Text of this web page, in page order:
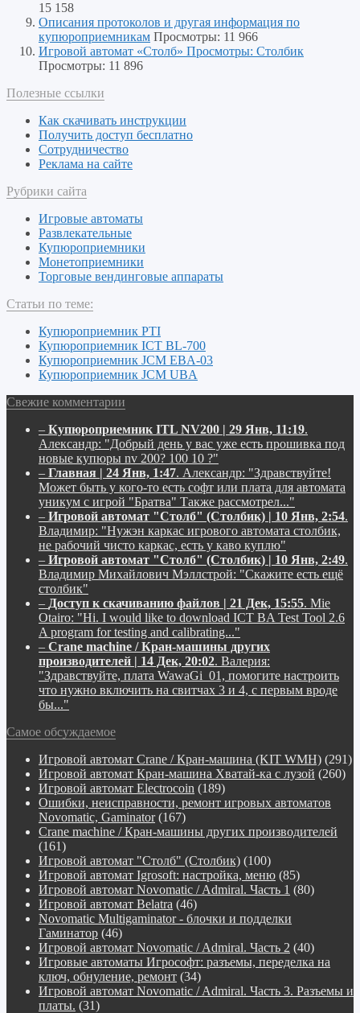
15 158
Описания протоколов и другая информация по
купюроприемникам Просмотры: 11 966
Игровой автомат «Столб» Просмотры: Столбик
Просмотры: 11 896
Полезные ссылки
Как скачивать инструкции
Получить доступ бесплатно
Сотрудничество
Реклама на сайте
Рубрики сайта
Игровые автоматы
Развлекательные
Купюроприемники
Монетоприемники
Торговые вендинговые аппараты
Статьи по теме:
Купюроприемник PTI
Купюроприемник ICT BL-700
Купюроприемник JCM EBA-03
Купюроприемник JCM UBA
Свежие комментарии
– Купюроприемник ITL NV200 | 29 Янв, 11:19.
Александр: "Добрый день у вас уже есть прошивка под
новые купюры nv 200? 100 10 ?"
– Главная | 24 Янв, 1:47. Александр: "Здравствуйте!
Может быть у кого-то есть софт или плата для автомата
уникум с игрой "Братва" Также рассмотрел..."
– Игровой автомат "Столб" (Столбик) | 10 Янв, 2:54.
Владимир: "Нужэн каркас игрового автомата столбик,
не рабочий чисто каркас, есть у каво куплю"
– Игровой автомат "Столб" (Столбик) | 10 Янв, 2:49.
Владимир Михайлович Мэллстрой: "Скажите есть ещё
столбик"
– Доступ к скачиванию файлов | 21 Дек, 15:55. Mie
Otairo: "Hi. I would like to download ICT BA Test Tool 2.6
A program for testing and calibrating..."
– Crane machine / Кран-машины других
производителей | 14 Дек, 20:02. Валерия:
"Здравствуйте, плата WawaGi_01, помогите настроить
что нужно включить на свитчах 3 и 4, с первым вроде
бы..."
Самое обсуждаемое
Игровой автомат Crane / Кран-машина (KIT WMH) (291)
Игровой автомат Кран-машина Хватай-ка с лузой (260)
Игровой автомат Electrocoin (189)
Ошибки, неисправности, ремонт игровых автоматов
Novomatic, Gaminator(167)
Crane machine / Кран-машины других производителей
(161)
Игровой автомат "Столб" (Столбик) (100)
Игровой автомат Igrosoft: настройка, меню (85)
Игровой автомат Novomatic / Admiral. Часть 1 (80)
Игровой автомат Belatra (46)
Novomatiс Multigaminator - блочки и подделки
Гаминатор (46)
Игровой автомат Novomatic / Admiral. Часть 2 (40)
Игровые автоматы Игрософт: разъемы, переделка на
ключ, обнуление, ремонт (34)
Игровой автомат Novomatic / Admiral. Часть 3. Разъемы и
платы. (31)